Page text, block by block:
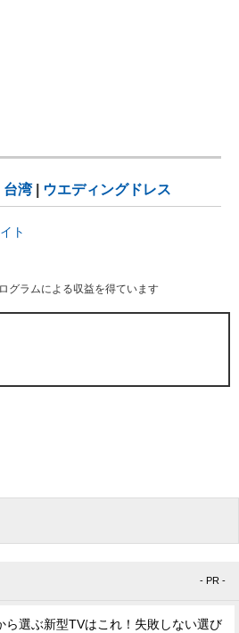
台湾| ウエディングドレス
ト
グラムによる収益を得ています
- PR -
ら選ぶ新型TVはこれ！失敗しない選び